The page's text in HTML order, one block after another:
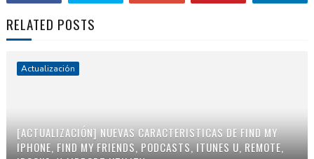
RELATED POSTS
Actualización
[ACTUALIZACIÓN] NUEVAS CARACTERISTICAS DE FIND MY
IPHONE, FIND MY FRIENDS, PODCASTS, ITUNES U, REMOTE,